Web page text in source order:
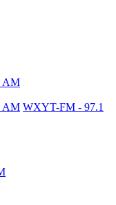
AM
AM WXYT-FM - 97.1